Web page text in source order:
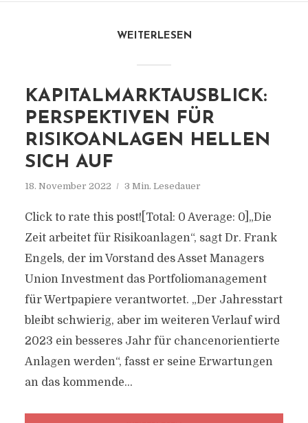
WEITERLESEN
KAPITALMARKTAUSBLICK:
PERSPEKTIVEN FÜR
RISIKOANLAGEN HELLEN
SICH AUF
18. November 2022 3 Min. Lesedauer
Click to rate this post![Total: 0 Average: 0]„Die
Zeit arbeitet für Risikoanlagen“, sagt Dr. Frank
Engels, der im Vorstand des Asset Managers
Union Investment das Portfoliomanagement
für Wertpapiere verantwortet. „Der Jahresstart
bleibt schwierig, aber im weiteren Verlauf wird
2023 ein besseres Jahr für chancenorientierte
Anlagen werden“, fasst er seine Erwartungen
an das kommende...